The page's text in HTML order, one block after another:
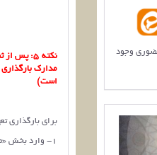
وجود
نکته 5:
مدارک
است)
برای بارگذاری
1- وارد بخش «مقالات من» شوید.